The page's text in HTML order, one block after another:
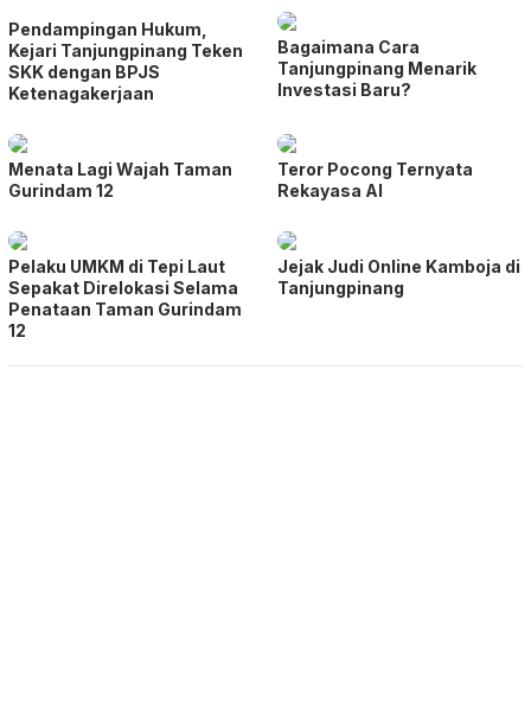
Pendampingan Hukum,
Kejari Tanjungpinang Teken
SKK dengan BPJS
Ketenagakerjaan
Bagaimana Cara
Tanjungpinang Menarik
Investasi Baru?
Menata Lagi Wajah Taman
Gurindam 12
Teror Pocong Ternyata
Rekayasa AI
Pelaku UMKM di Tepi Laut
Sepakat Direlokasi Selama
Penataan Taman Gurindam
12
Jejak Judi Online Kamboja di
Tanjungpinang